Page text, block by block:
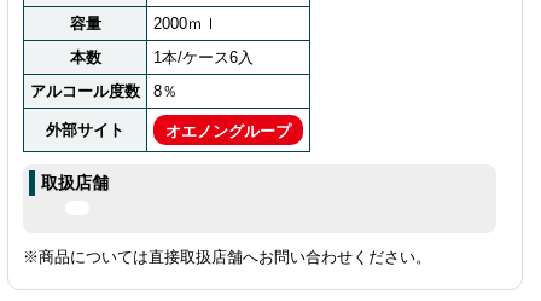
容量
2000ｍｌ
本数
1本/ケース6入
アルコール度数
8％
外部サイト オエノングループ
取扱店舗
※商品については直接取扱店舗へお問い合わせください。